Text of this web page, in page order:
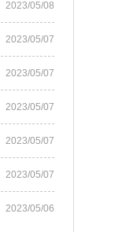
2023/05/08
2023/05/07
2023/05/07
2023/05/07
2023/05/07
2023/05/07
2023/05/06